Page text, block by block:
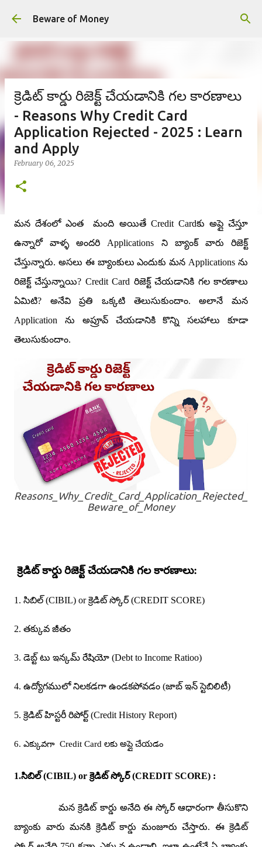
Skip to main content
Beware of Money
క్రెడిట్ కార్డు రిజెక్ట్ చేయడానికి గల కారణాలు
- Reasons Why Credit Card
Application Rejected - 2025 : Learn
and Apply
February 06, 2025
మన దేశంలో ఎంత
మంది అయితే Credit Cardకు అప్లై చేస్తూ
ఉన్నారో వాళ్ళ అందరి Applications ని బ్యాంక్ వారు రిజెక్ట్
చేస్తున్నారు. అసలు ఈ బ్యాంకులు ఎందుకు మన Applications ను
రిజెక్ట్ చేస్తున్నాయి? Credit Card రిజెక్ట్ చేయడానికి గల కారణాలు
ఏమిటి? అనేవి ప్రతి ఒక్కటి తెలుసుకుందాం. అలానే మన
Application ను అప్రూవ్ చేయడానికి కొన్ని సలహాలు కూడా
తెలుసుకుందాం.
Reasons_Why_Credit_Card_Application_Rejected_
Beware_of_Money
క్రెడిట్ కార్డు రిజెక్ట్ చేయడానికి గల కారణాలు:
1. సిబిల్ (CIBIL) orక్రెడిట్ స్కోర్ (CREDIT SCORE)
2. తక్కువ జీతం
3. డెబ్ట్ టు ఇన్కమ్ రేషియో (Debt to Income Ratioo)
4. ఉద్యోగములో నిలకడగా ఉండకపోవడం (జాబ్ ఇన్ స్టెబిలిటీ)
5. క్రెడిట్ హిస్టరీ రిపోర్ట్ (Credit History Report)
6. ఎక్కువగా Credit Card లకు అప్లై చేయడం
1.సిబిల్ (CIBIL) or క్రెడిట్ స్కోర్ (CREDIT SCORE) :
మన క్రెడిట్ కార్డు అనేది ఈ స్కోర్ ఆధారంగా తీసుకొని
బ్యాంకు వారు మనకి క్రెడిట్ కార్డు మంజూరు చేస్తారు. ఈ క్రెడిట్